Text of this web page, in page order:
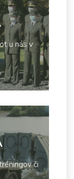
u nás v
či